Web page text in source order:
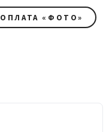
ОПЛАТА «ФОТО»